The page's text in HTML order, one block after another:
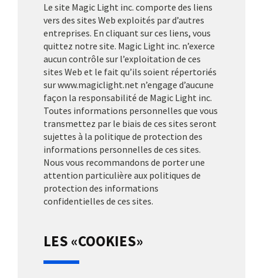
Le site Magic Light inc. comporte des liens
vers des sites Web exploités par d’autres
entreprises. En cliquant sur ces liens, vous
quittez notre site. Magic Light inc. n’exerce
aucun contrôle sur l’exploitation de ces
sites Web et le fait qu’ils soient répertoriés
sur www.magiclight.net n’engage d’aucune
façon la responsabilité de Magic Light inc.
Toutes informations personnelles que vous
transmettez par le biais de ces sites seront
sujettes à la politique de protection des
informations personnelles de ces sites.
Nous vous recommandons de porter une
attention particulière aux politiques de
protection des informations
confidentielles de ces sites.
LES «COOKIES»